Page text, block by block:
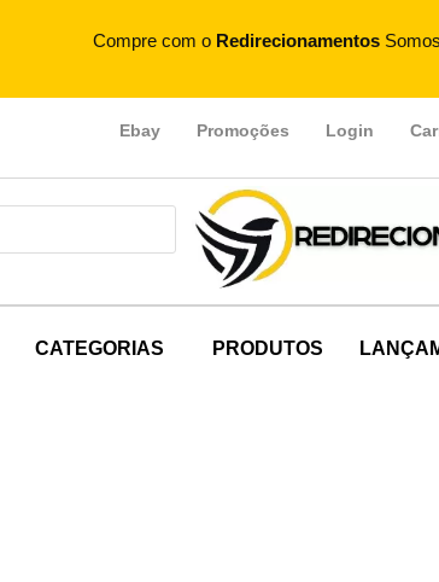
Compre com o Redirecionamentos
Ebay Promoções Login
CATEGORIAS PRODUTOS